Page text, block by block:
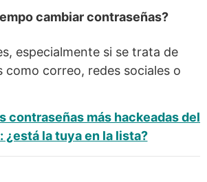
cambiar contraseñas?
especialmente si se trata de
como correo, redes sociales o
contraseñas más hackeadas del
¿está la tuya en la lista?